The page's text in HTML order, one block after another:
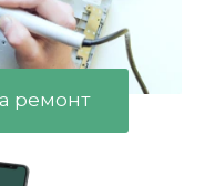
ремонт